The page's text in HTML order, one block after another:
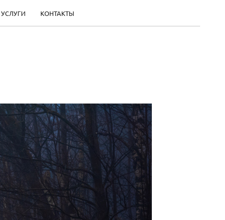
УСЛУГИ КОНТАКТЫ